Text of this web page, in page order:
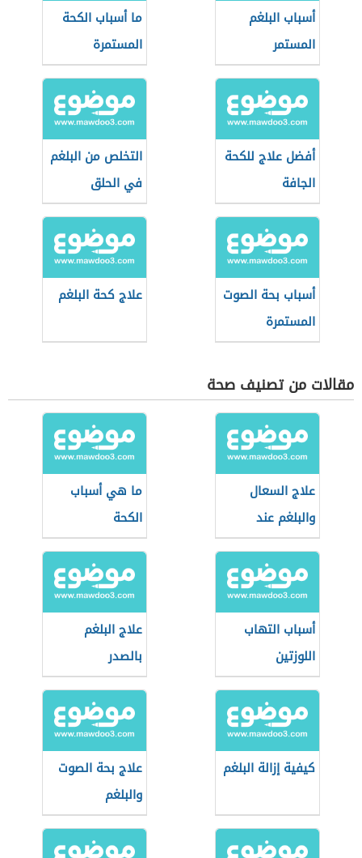
أسباب البلغم
المستمر
ما أسباب الكحة
المستمرة
أفضل علاج للكحة
الجافة
التخلص من البلغم
في الحلق
أسباب بحة الصوت
المستمرة
علاج كحة البلغم
مقالات من تصنيف صحة
علاج السعال
والبلغم عند
الأطفال
ما هي أسباب
الكحة
أسباب التهاب
اللوزتين
علاج البلغم
بالصدر
كيفية إزالة البلغم
علاج بحة الصوت
والبلغم